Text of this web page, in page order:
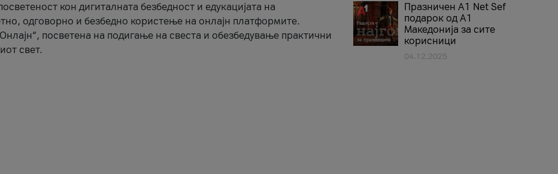
кон дигиталната безбедност и едукацијата на
одговорно и безбедно користење на онлајн платформите.
посветена на подигање на свеста и обезбедување практични
свет.
Празничен A1 Net Sеf
подарок од А1
Македонија за сите
корисници
04.12.2025